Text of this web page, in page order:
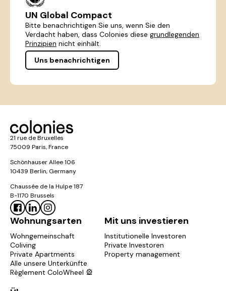
UN Global Compact
Bitte benachrichtigen Sie uns, wenn Sie den
Verdacht haben, dass Colonies diese grundlegenden
Prinzipien nicht einhält.
Uns benachrichtigen
21 rue de Bruxelles
75009 Paris, France
Schönhauser Allee 106
10439 Berlin, Germany
Chaussée de la Hulpe 187
B-1170 Brussels
Wohnungsarten
Wohngemeinschaft
Coliving
Private Apartments
Alle unsere Unterkünfte
Règlement ColoWheel 🎡
Mit uns investieren
Institutionelle Investoren
Private Investoren
Property management